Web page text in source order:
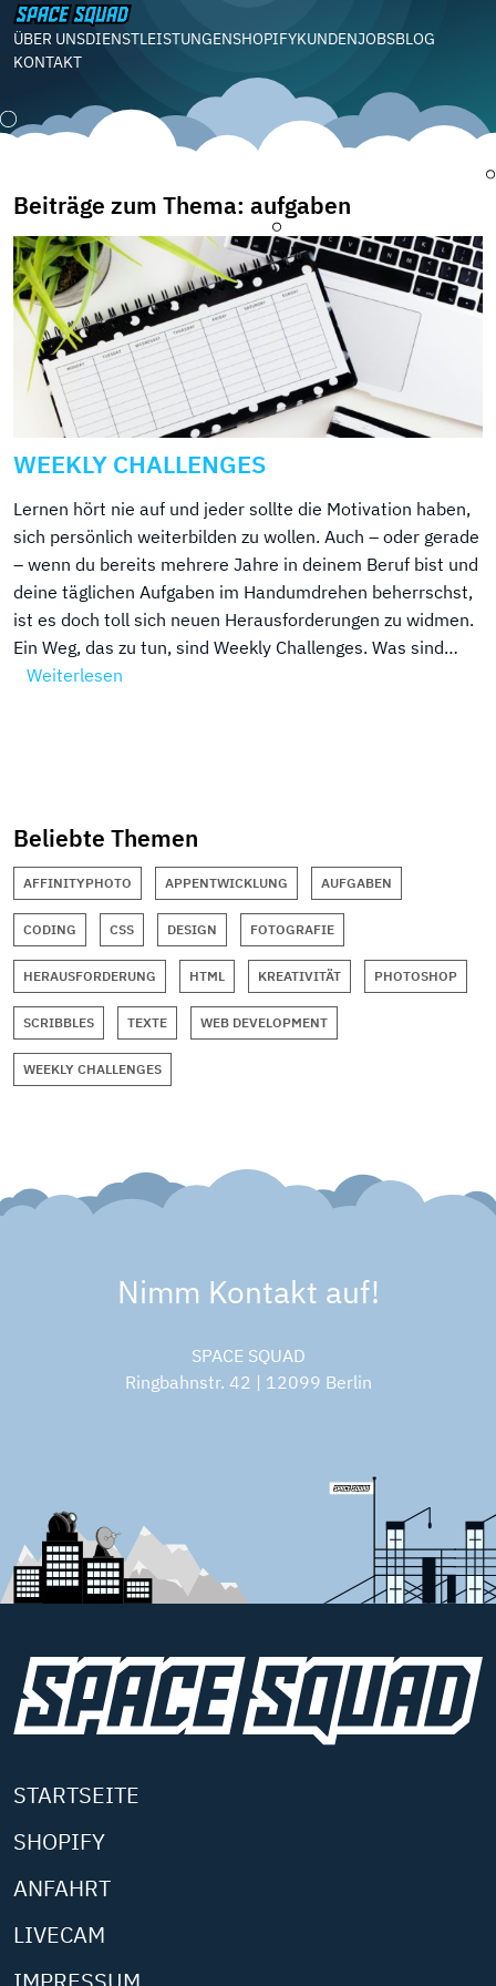
ÜBER UNSDIENSTLEISTUNGENSHOPIFYKUNDENJOBSBLOG
KONTAKT
Beiträge zum Thema: aufgaben
WEEKLY CHALLENGES
Lernen hört nie auf und jeder sollte die Motivation haben,
sich persönlich weiterbilden zu wollen. Auch – oder gerade
– wenn du bereits mehrere Jahre in deinem Beruf bist und
deine täglichen Aufgaben im Handumdrehen beherrschst,
ist es doch toll sich neuen Herausforderungen zu widmen.
Ein Weg, das zu tun, sind Weekly Challenges. Was sind…
Weiterlesen
Beliebte Themen
AFFINITYPHOTO APPENTWICKLUNG AUFGABEN
CODING CSS DESIGN FOTOGRAFIE
HERAUSFORDERUNG HTML KREATIVITÄT PHOTOSHOP
SCRIBBLES TEXTE WEB DEVELOPMENT
WEEKLY CHALLENGES
Nimm Kontakt auf!
SPACE SQUAD
Ringbahnstr. 42 | 12099 Berlin
STARTSEITE
SHOPIFY
ANFAHRT
LIVECAM